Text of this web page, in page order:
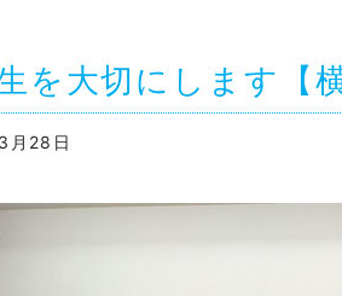
を大切にします【
月28日